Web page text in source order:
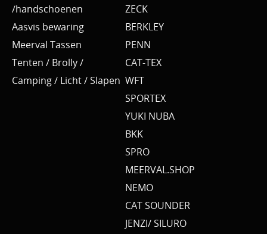
/handschoenen
Aasvis bewaring
Meerval Tassen
Tenten / Brolly /
Camping / Licht / Slapen
ZECK
BERKLEY
PENN
CAT-TEX
WFT
SPORTEX
YUKI NUBA
BKK
SPRO
MEERVAL.SHOP
NEMO
CAT SOUNDER
JENZI/ SILURO